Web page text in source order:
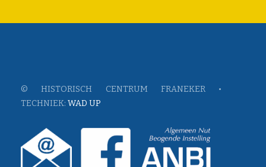
© HISTORISCH CENTRUM FRANEKER •
TECHNIEK: WAD UP